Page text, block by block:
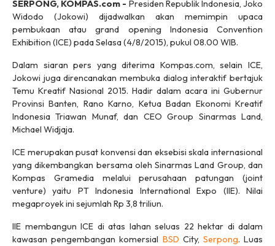
SERPONG, KOMPAS.com - Presiden Republik Indonesia, Joko
Widodo (Jokowi) dijadwalkan akan memimpin upaca
pembukaan ataugrand opening Indonesia Convention
Exhibition (ICE) pada Selasa (4/8/2015), pukul 08.00 WIB.
Dalam siaran pers yang diterima Kompas.com, selain ICE,
Jokowi juga direncanakan membuka dialog interaktif bertajuk
Temu Kreatif Nasional 2015. Hadir dalam acara ini Gubernur
Provinsi Banten, Rano Karno, Ketua Badan Ekonomi Kreatif
Indonesia Triawan Munaf, dan CEO Group Sinarmas Land,
Michael Widjaja.
ICE merupakan pusat konvensi dan eksebisi skala internasional
yang dikembangkan bersama oleh Sinarmas Land Group, dan
Kompas Gramedia melalui perusahaan patungan (joint
venture) yaitu PT Indonesia International Expo (IIE). Nilai
megaproyek ini sejumlah Rp 3,8 triliun.
IIE membangun ICE di atas lahan seluas 22 hektar di dalam
kawasan pengembangan komersial BSD City, Serpong. Luas